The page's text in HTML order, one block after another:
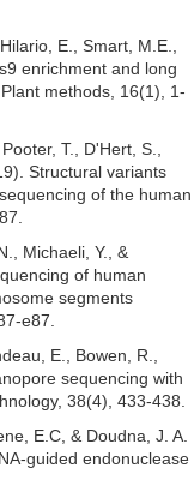
E., Smart, M.E.,
enrichment and long
methods, 16(1), 1-
Т., D'Hert, S.,
Structural variants
of the human
Michaeli, Y., &
of human
segments
e87.
E., Bowen, R.,
sequencing with
38(4), 433-438.
E.C, & Doudna, J. A.
guided endonuclease